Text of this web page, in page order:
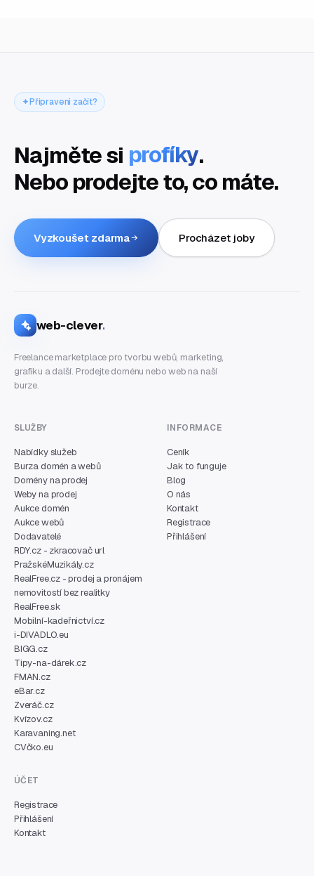
Připraveni začít?
Najměte si profíky.
Nebo prodejte to, co máte.
Vyzkoušet zdarma Procházet joby
web-clever.
Freelance marketplace pro tvorbu webů, marketing,
grafiku a další. Prodejte doménu nebo web na naší
burze.
SLUŽBY
Nabídky služeb
Burza domén a webů
Domény na prodej
Weby na prodej
Aukce domén
Aukce webů
Dodavatelé
RDY.cz - zkracovač url
PražskéMuzikály.cz
RealFree.cz - prodej a pronájem
nemovitostí bez realitky
RealFree.sk
Mobilní-kadeřnictví.cz
i-DIVADLO.eu
BIGG.cz
Tipy-na-dárek.cz
FMAN.cz
eBar.cz
Zveráč.cz
Kvízov.cz
Karavaning.net
CVčko.eu
INFORMACE
Ceník
Jak to funguje
Blog
O nás
Kontakt
Registrace
Přihlášení
ÚČET
Registrace
Přihlášení
Kontakt